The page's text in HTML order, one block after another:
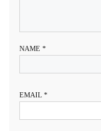
NAME *
EMAIL *